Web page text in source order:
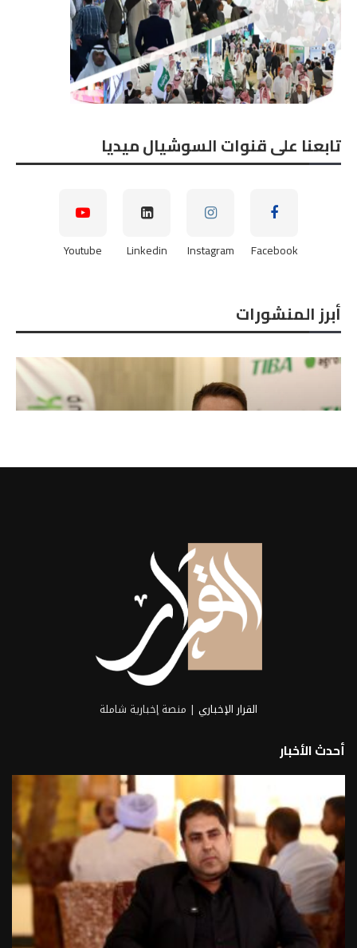
تابعنا على قنوات السوشيال ميديا
Facebook
Instagram
Linkedin
Youtube
أبرز المنشورات
القرار الإخباري | منصة إخبارية شاملة
أحدث الأخبار